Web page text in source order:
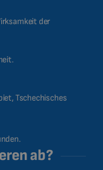
der
Tschechisches
ab?